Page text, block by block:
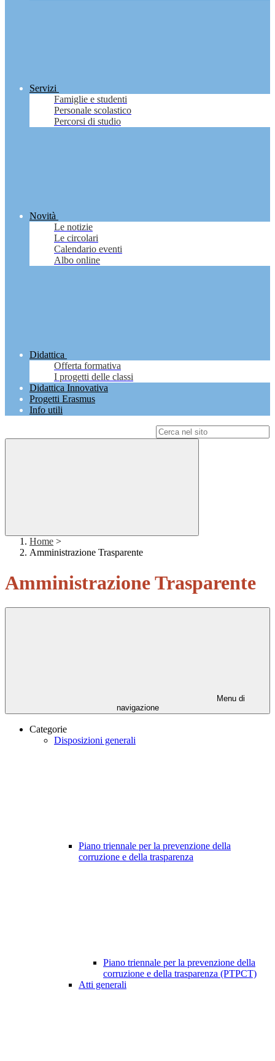
Servizi
Famiglie e studenti
Personale scolastico
Percorsi di studio
Novità
Le notizie
Le circolari
Calendario eventi
Albo online
Didattica
Offerta formativa
I progetti delle classi
Didattica Innovativa
Progetti Erasmus
Info utili
Home >
Amministrazione Trasparente
Amministrazione Trasparente
Menu di
navigazione
Categorie
Disposizioni generali
Piano triennale per la prevenzione della
corruzione e della trasparenza
Piano triennale per la prevenzione della
corruzione e della trasparenza (PTPCT)
Atti generali